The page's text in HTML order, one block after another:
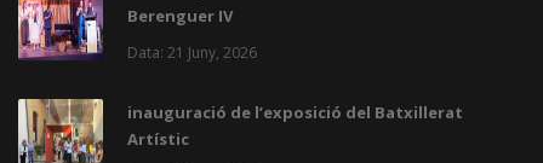
Berenguer IV
Data: 21 Juny, 2026
inauguració de l’exposició del Batxillerat
Artístic